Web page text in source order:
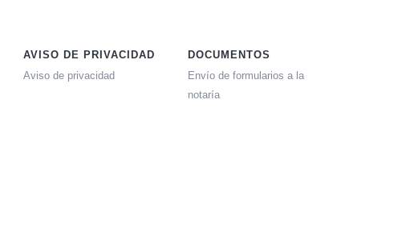
AVISO DE PRIVACIDAD
Aviso de privacidad
DOCUMENTOS
Envío de formularios a la
notaría